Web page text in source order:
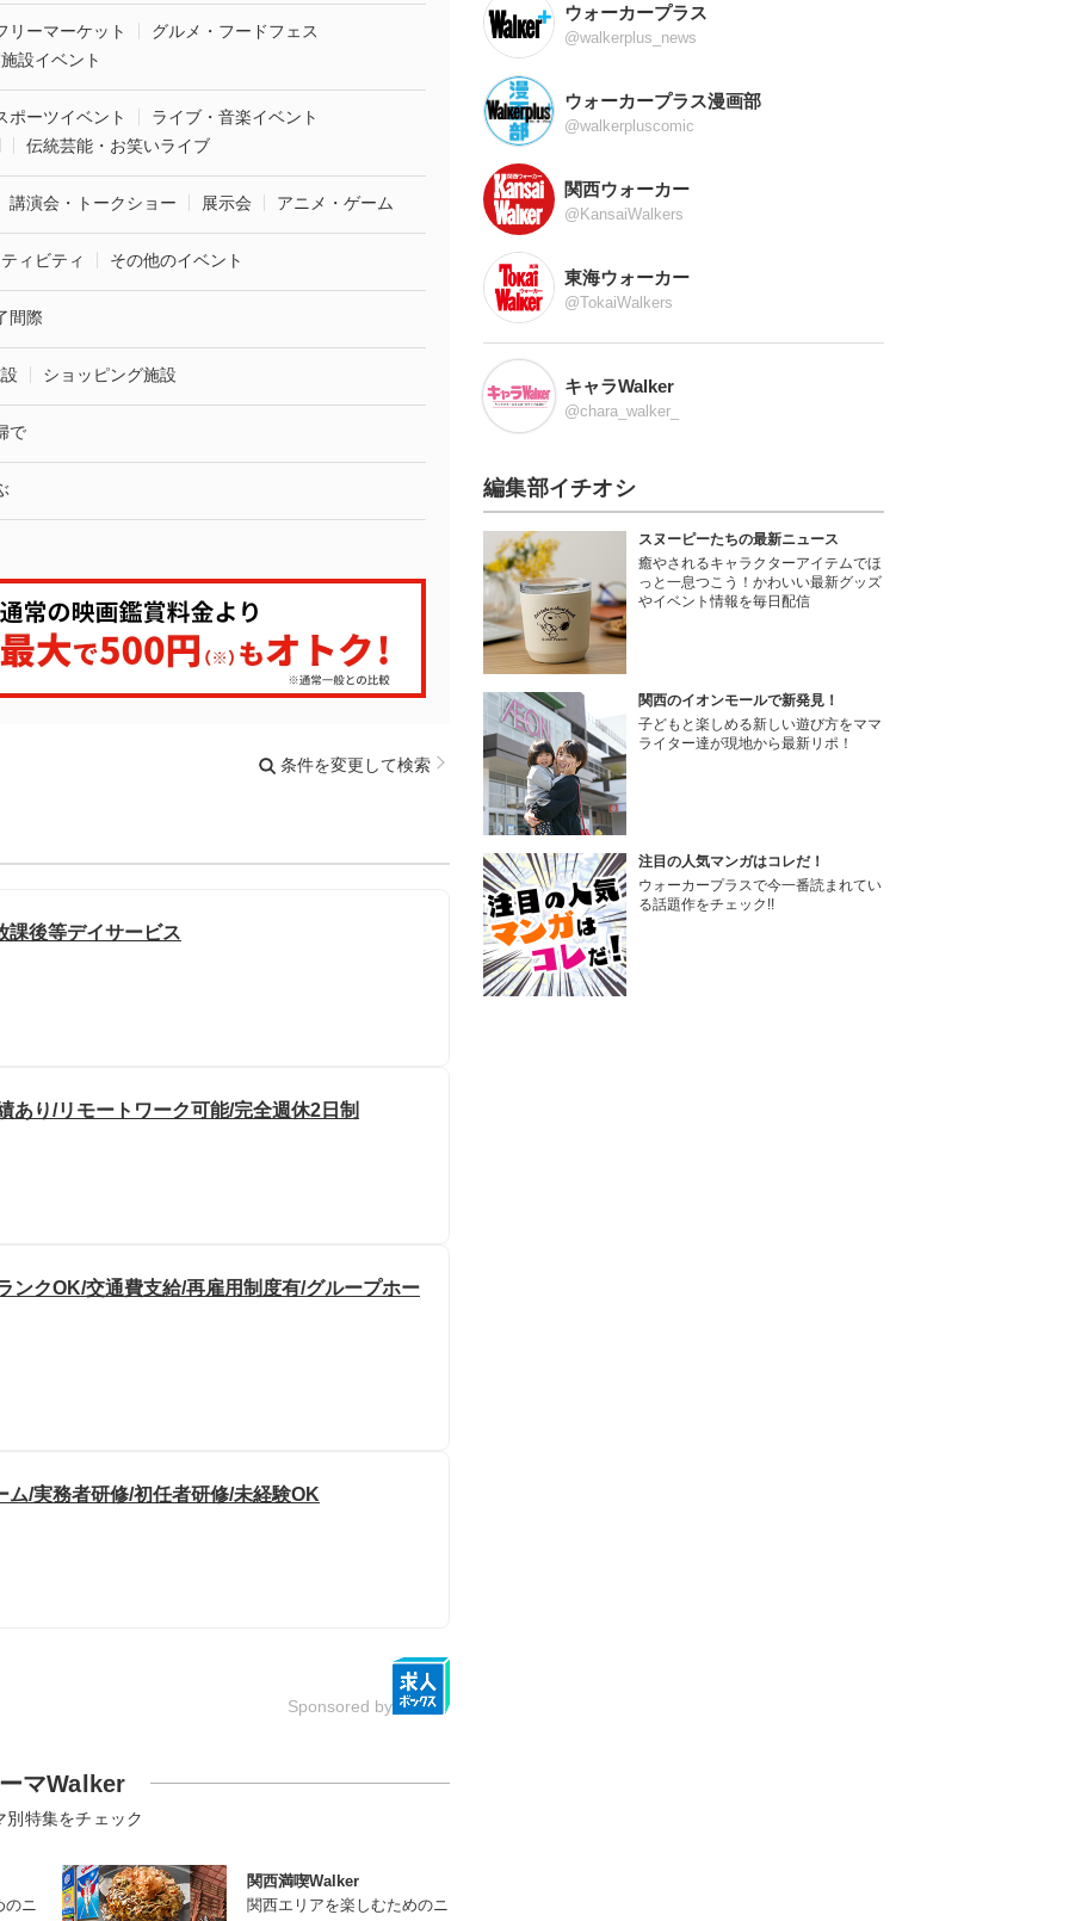
リーマーケット
グルメ・フードフェス
設イベント
ポーツイベント
ライブ・音楽イベント
伝統芸能・お笑いライブ
講演会・トークショー 展示会 アニメ・ゲーム
ィビティ その他のイベント
間際
ショッピング施設
で
条件を変更して検索
課後等デイサービス
あり/リモートワーク可能/完全週休2日制
ンクOK/交通費支給/再雇用制度有/グループホー
/実務者研修/初任者研修/未経験OK
Sponsored by
マWalker
別特集をチェック
のニ
関西満喫Walker
関西エリアを楽しむためのニ
ウォーカープラス
@walkerplus_news
ウォーカープラス漫画部
@walkerpluscomic
関西ウォーカー
@KansaiWalkers
東海ウォーカー
@TokaiWalkers
キャラWalker
@chara_walker_
編集部イチオシ
スヌーピーたちの最新ニュース
癒やされるキャラクターアイテムでほ
っと一息つこう！かわいい最新グッズ
やイベント情報を毎日配信
関西のイオンモールで新発見！
子どもと楽しめる新しい遊び方をママ
ライター達が現地から最新リポ！
注目の人気マンガはコレだ！
ウォーカープラスで今一番読まれてい
る話題作をチェック!!